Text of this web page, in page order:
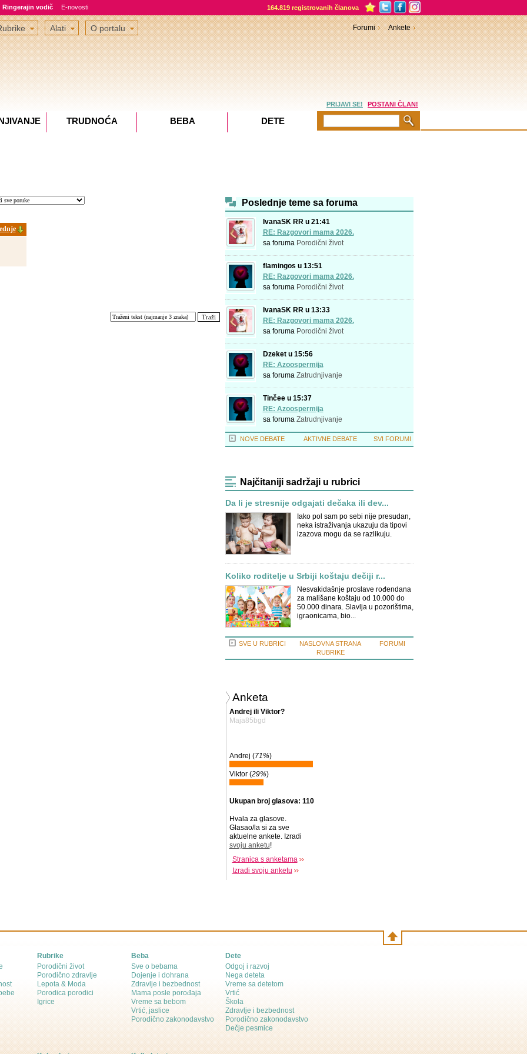
Ringerajin vodič E-novosti 164.819 registrovanih članova
Poslednje teme sa foruma
IvanaSK RR u 21:41
RE: Razgovori mama 2026.
sa foruma Porodični život
flamingos u 13:51
RE: Razgovori mama 2026.
sa foruma Porodični život
IvanaSK RR u 13:33
RE: Razgovori mama 2026.
sa foruma Porodični život
Dzeket u 15:56
RE: Azoospermija
sa foruma Zatrudnjivanje
Tinčee u 15:37
RE: Azoospermija
sa foruma Zatrudnjivanje
NOVE DEBATE AKTIVNE DEBATE SVI FORUMI
Najčitaniji sadržaji u rubrici
Da li je stresnije odgajati dečaka ili dev...
Iako pol sam po sebi nije presudan,
neka istraživanja ukazuju da tipovi
izazova mogu da se razlikuju.
Koliko roditelje u Srbiji koštaju dečiji r...
Nesvakidašnje proslave rođendana
za mališane koštaju od 10.000 do
50.000 dinara. Slavlja u pozorištima,
igraonicama, bio...
SVE U RUBRICI
NASLOVNA STRANA
RUBRIKE
FORUMI
Anketa
Andrej ili Viktor?
Maja85bgd
Andrej (71%)
Viktor (29%)
Ukupan broj glasova: 110
Hvala za glasove.
Glasao/la si za sve
aktuelne ankete. Izradi
svoju anketu!
Stranica s anketama
Izradi svoju anketu
Alati O portalu Forumi Ankete
PRIJAVI SE! POSTANI ČLAN!
TRUDNOĆA BEBA DETE
Rubrike
Porodični život
Porodično zdravlje
Lepota & Moda
Porodica porodici
Igrice
Beba
Sve o bebama
Dojenje i dohrana
Zdravlje i bezbednost
Mama posle porođaja
Vreme sa bebom
Vrtić, jaslice
Porodično zakonodavstvo
Dete
Odgoj i razvoj
Nega deteta
Vreme sa detetom
Vrtić
Škola
Zdravlje i bezbednost
Porodično zakonodavstvo
Dečje pesmice